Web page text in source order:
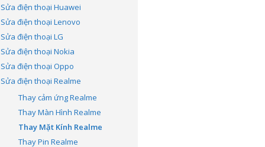
Sửa điện thoại Huawei
Sửa điện thoại Lenovo
Sửa điện thoại LG
Sửa điện thoại Nokia
Sửa điện thoại Oppo
Sửa điện thoại Realme
Thay cảm ứng Realme
Thay Màn Hình Realme
Thay Mặt Kính Realme
Thay Pin Realme